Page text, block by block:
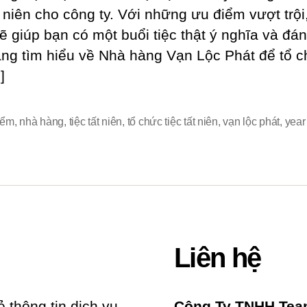
cho công ty. Với những ưu điểm vượt
giúp bạn có một buổi tiệc thật ý nghĩa và
tìm hiểu về Nhà hàng Vạn Lộc Phát để tổ
, nhà hàng, tiệc tất niên, tổ chức tiệc tất niên,vạn lộc phát,
Liên hệ